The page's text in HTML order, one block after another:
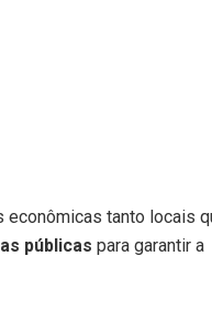
tanto locais
públicas para garantir a